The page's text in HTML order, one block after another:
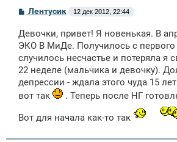
С
б
щ
н
и
Лентусик 12 дек 2012, 22:44
Девочки, привет! Я новенькая. В
ЭКО В МиДе. Получилось с первого
случилось несчастье и потеряла я
22 неделе (мальчика и девочку).
депрессии - ждала этого чуда 15
вот так
. Теперь после НГ
Вот для начала как-то так